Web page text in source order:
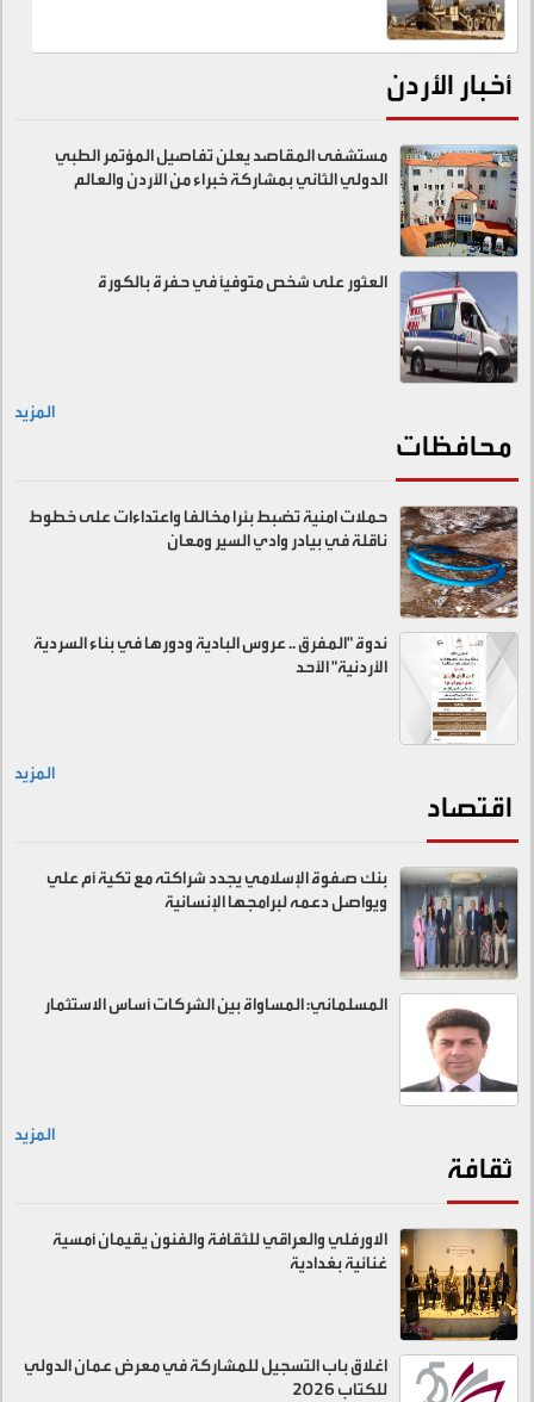
أخبار الأردن
مستشفى المقاصد يعلن تفاصيل المؤتمر الطبي
الدولي الثاني بمشاركة خبراء من الأردن والعالم
العثور على شخص متوفيًا في حفرة بالكورة
المزيد
محافظات
حملات امنية تضبط بئرا مخالفا واعتداءات على خطوط
ناقلة في بيادر وادي السير ومعان
ندوة "المفرق .. عروس البادية ودورها في بناء السردية
الأردنية" الأحد
المزيد
اقتصاد
بنك صفوة الإسلامي يجدد شراكته مع تكية أم علي
ويواصل دعمه لبرامجها الإنسانية
المسلماني: المساواة بين الشركات أساس الاستثمار
المزيد
ثقافة
الاورفلي والعراقي للثقافة والفنون يقيمان أمسية
غنائية بغدادية
اغلاق باب التسجيل للمشاركة في معرض عمان الدولي
للكتاب 2026